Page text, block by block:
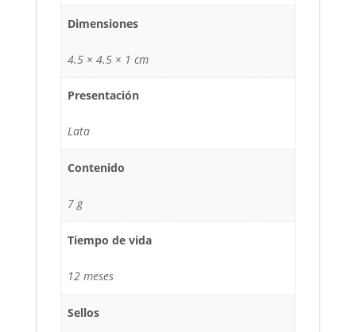
Dimensiones
4.5 × 4.5 × 1 cm
Presentación
Lata
Contenido
7 g
Tiempo de vida
12 meses
Sellos